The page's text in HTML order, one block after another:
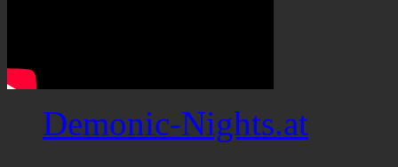
Demonic-Nights.at